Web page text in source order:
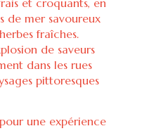
de mer savoureux
fraîches.
de saveurs
dans les rues
pittoresques
une expérience